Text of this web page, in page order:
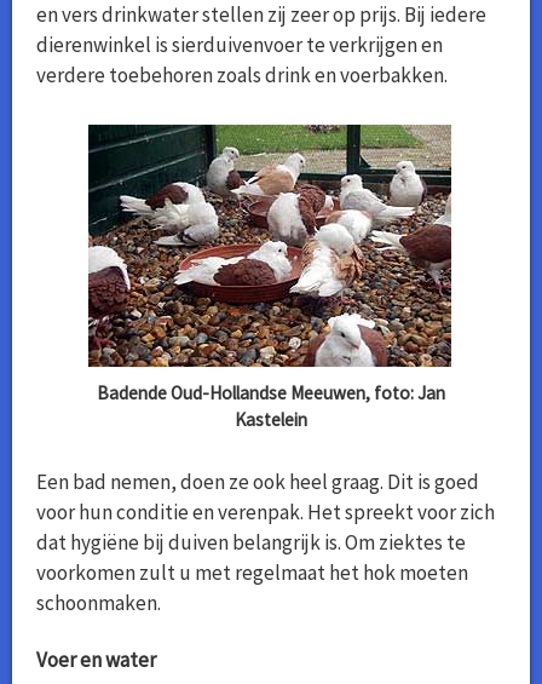
en vers drinkwater stellen zij zeer op prijs. Bij iedere
dierenwinkel is sierduivenvoer te verkrijgen en
verdere toebehoren zoals drink en voerbakken.
Badende Oud-Hollandse Meeuwen, foto: Jan
Kastelein
Een bad nemen, doen ze ook heel graag. Dit is goed
voor hun conditie en verenpak. Het spreekt voor zich
dat hygiëne bij duiven belangrijk is. Om ziektes te
voorkomen zult u met regelmaat het hok moeten
schoonmaken.
Voer en water